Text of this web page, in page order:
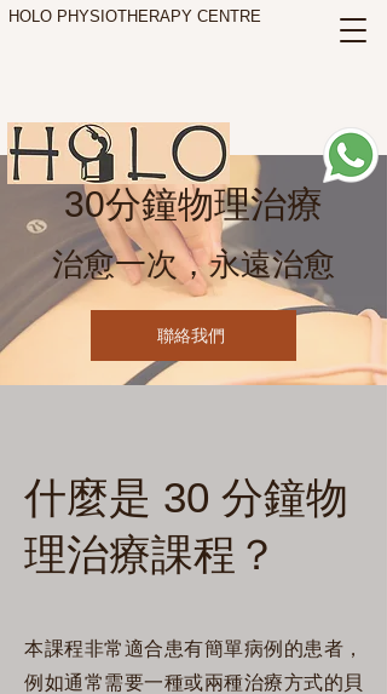
HOLO PHYSIOTHERAPY CENTRE
30分鐘物理治療
治愈一次，永遠治愈
聯絡我們
什麼是 30 分鐘物
理治療課程？
本課程非常適合患有簡單病例的患者，
例如通常需要一種或兩種治療方式的貝